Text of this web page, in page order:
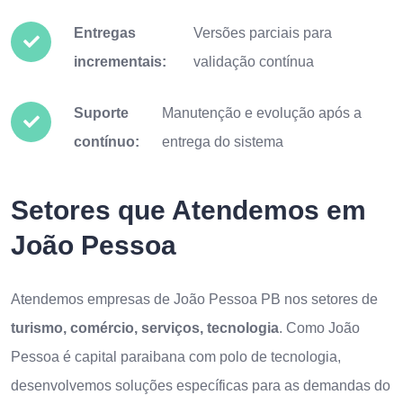
Entregas
incrementais:
Versões parciais para
validação contínua
Suporte
contínuo:
Manutenção e evolução após a
entrega do sistema
Setores que Atendemos em
João Pessoa
Atendemos empresas de João Pessoa PB nos setores de
turismo, comércio, serviços, tecnologia. Como João
Pessoa é capital paraibana com polo de tecnologia,
desenvolvemos soluções específicas para as demandas do